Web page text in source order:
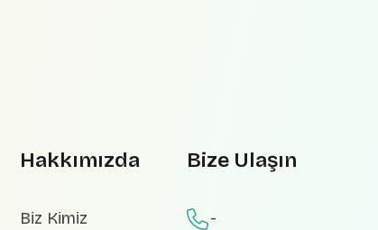
Hakkımızda
Biz Kimiz
Bize Ulaşın
-